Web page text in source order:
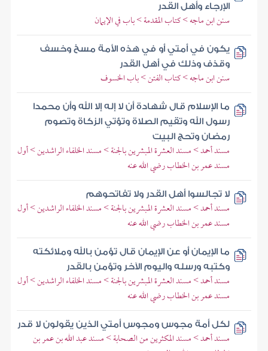
الإرجاء وأهل القدر
سنن ابن ماجه > كتاب المقدمة > باب في الإيمان
يكون في أمتي أو في هذه الأمة مسخ وخسف
وقذف وذلك في أهل القدر
سنن ابن ماجه > كتاب الفتن > باب الخسوف
ما الإسلام قال شهادة أن لا إله إلا الله وأن محمدا
رسول الله وتقيم الصلاة وتؤتي الزكاة وتصوم
رمضان وتحج البيت
مسند أحمد > مسند العشرة المبشرين بالجنة > مسند الخلفاء الراشدين > أول
مسند عمر بن الخطاب رضي الله عنه
لا تجالسوا أهل القدر ولا تفاتحوهم
مسند أحمد > مسند العشرة المبشرين بالجنة > مسند الخلفاء الراشدين > أول
مسند عمر بن الخطاب رضي الله عنه
ما الإيمان أو عن الإيمان قال تؤمن بالله وملائكته
وكتبه ورسله واليوم الآخر وتؤمن بالقدر
مسند أحمد > مسند العشرة المبشرين بالجنة > مسند الخلفاء الراشدين > أول
مسند عمر بن الخطاب رضي الله عنه
لكل أمة مجوس ومجوس أمتي الذين يقولون لا قدر
مسند أحمد > مسند المكثرين من الصحابة > مسند عبد الله بن عمر بن